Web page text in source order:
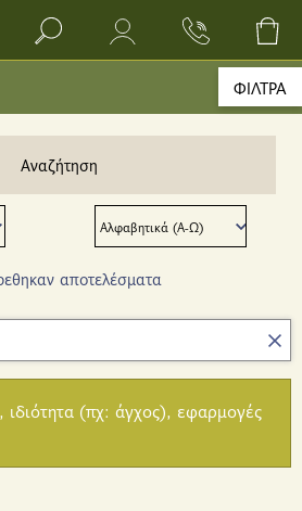
ΦΙΛΤΡΑ
Αναζήτηση
αποτελέσματα
ιδιότητα (πχ: άγχος), εφαρμογές